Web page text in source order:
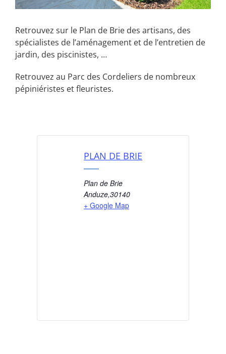
Retrouvez sur le Plan de Brie des artisans, des
spécialistes de l’aménagement et de l’entretien de
jardin, des piscinistes, …
Retrouvez au Parc des Cordeliers de nombreux
pépiniéristes et fleuristes.
PLAN DE BRIE
Plan de Brie
Anduze,30140
+ Google Map